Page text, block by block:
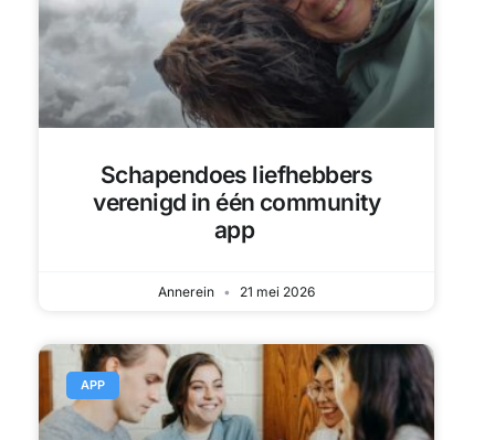
Schapendoes liefhebbers
verenigd in één community
app
Annerein 21 mei 2026
APP